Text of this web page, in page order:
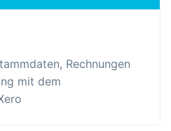
Rechnungen
mit dem